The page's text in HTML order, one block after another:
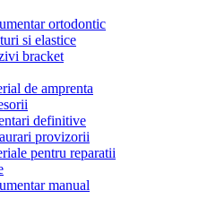
ortodontic
si elastice
bracket
de amprenta
definitive
provizorii
pentru reparatii
manual